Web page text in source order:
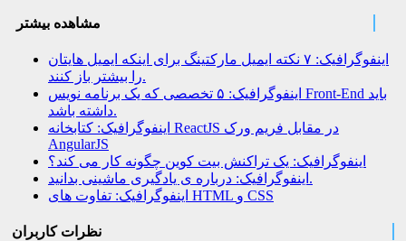
مشاهده بیشتر
اینفوگرافیک: ۷ نکته ایمیل مارکتینگ برای اینکه ایمیل هایتان
را بیشتر باز کنند.
اینفوگرافیک: ۵ تخصصی که یک برنامه نویس Front-End باید
داشته باشد.
اینفوگرافیک: کتابخانه ReactJS در مقابل فریم ورک
AngularJS
اینفوگرافیک: یک تراکنش بیت کوین چگونه کار می کند؟
اینفوگرافیک: درباره ی یادگیری ماشینی بدانید.
اینفوگرافیک: تفاوت های HTML و CSS
نظرات کاربران